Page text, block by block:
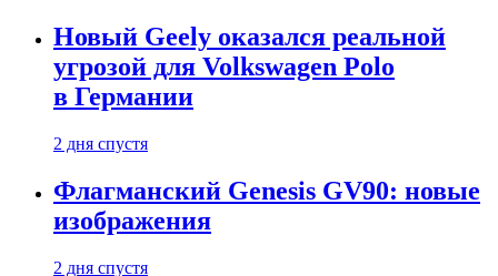
Новый Geely оказался реальной
угрозой для Volkswagen Polo
в Германии
2 дня спустя
Флагманский Genesis GV90: новые
изображения
2 дня спустя